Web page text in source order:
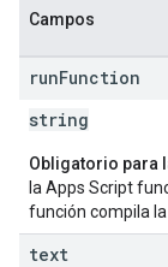
Campos
runFunction
string
Obligatorio para
la Apps Script
función compila
text